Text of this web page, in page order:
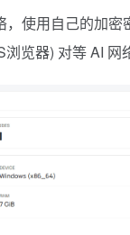
使用自己的加
览器) 对等 AI 网